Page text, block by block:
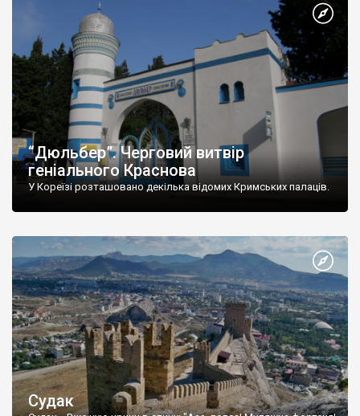
“Дюльбер”. Черговий витвір
геніального Краснова
У Кореїзі розташовано декілька відомих Кримських палаців.
Судак